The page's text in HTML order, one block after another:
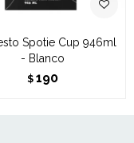
Spotie Cup 946ml
- Blanco
$ 190